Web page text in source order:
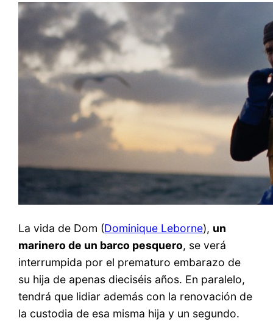
La vida de Dom (Dominique Leborne), un
marinero de un barco pesquero, se verá
interrumpida por el prematuro embarazo de
su hija de apenas dieciséis años. En paralelo,
tendrá que lidiar además con la renovación de
la custodia de esa misma hija y un segundo.